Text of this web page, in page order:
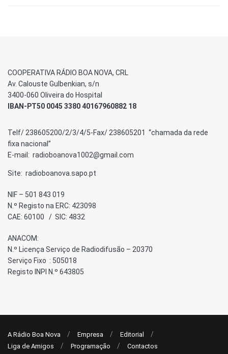
COOPERATIVA RÁDIO BOA NOVA, CRL
Av. Calouste Gulbenkian, s/n
3400-060 Oliveira do Hospital
IBAN-PT50 0045 3380 40167960882 18
Telf/ 238605200/2/3/4/5-Fax/ 238605201 “chamada da rede
fixa nacional”
E-mail: radioboanova1002@gmail.com
Site: radioboanova.sapo.pt
NIF – 501 843 019
N.º Registo na ERC: 423098
CAE: 60100 / SIC: 4832
ANACOM:
N.º Licença Serviço de Radiodifusão – 20370
Serviço Fixo : 505018
Registo INPI N.º 643805
A Rádio Boa Nova Empresa
Editorial
Liga de Amigos
Programação Contactos